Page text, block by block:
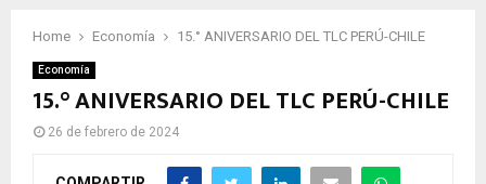
Home Economía 15.° ANIVERSARIO DEL TLC PERÚ-CHILE
Economía
15.° ANIVERSARIO DEL TLC PERÚ-CHILE
26 de febrero de 2024